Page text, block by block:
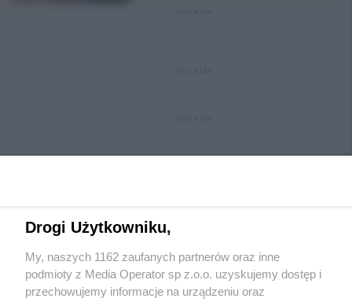
Wydawca mediówlokalnych
Drogi Użytkowniku,
My, naszych 1162 zaufanych partnerów oraz inne
podmioty z Media Operator sp z.o.o. uzyskujemy dostęp i
przechowujemy informacje na urządzeniu oraz